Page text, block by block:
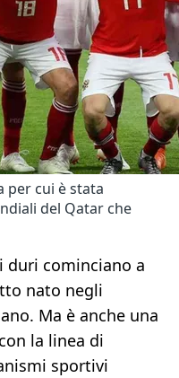
per cui è stata
del Qatar che
duri cominciano a
nato negli
Ma è anche una
la linea di
sportivi